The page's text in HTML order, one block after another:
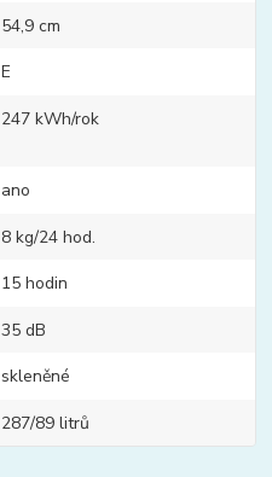
54,9 cm
E
247 kWh/rok
ano
8 kg/24 hod.
15 hodin
35 dB
skleněné
287/89 litrů